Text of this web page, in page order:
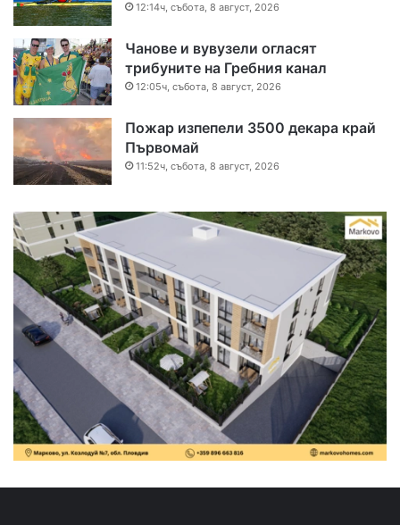
12:14ч, събота, 8 август, 2026
Чанове и вувузели огласят
трибуните на Гребния канал
12:05ч, събота, 8 август, 2026
Пожар изпепели 3500 декара край
Първомай
11:52ч, събота, 8 август, 2026